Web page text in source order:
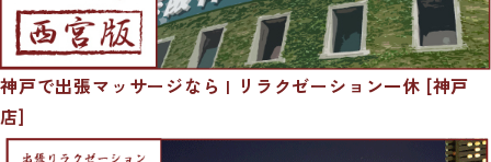
神戸で出張マッサージなら | リラクゼーション一休 [神戸
店]